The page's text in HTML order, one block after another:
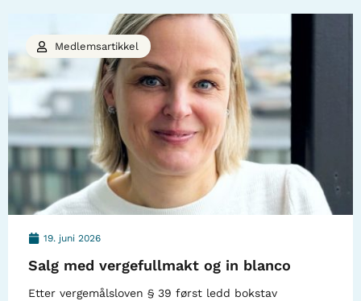
19. juni 2026
Salg med vergefullmakt og in blanco
Etter vergemålsloven § 39 først ledd bokstav
Medlemsartikkel